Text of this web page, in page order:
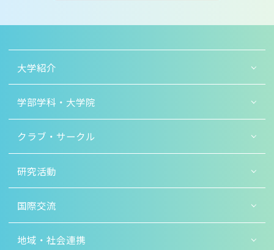
大学紹介
学部学科・大学院
クラブ・サークル
研究活動
国際交流
地域・社会連携